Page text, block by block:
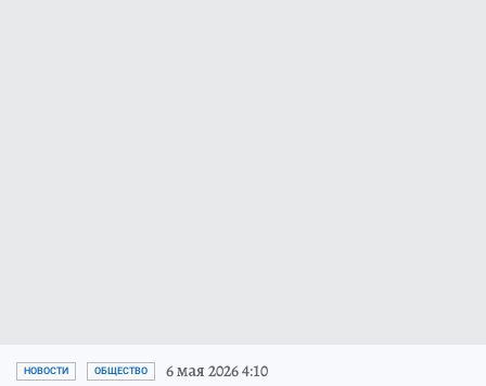
НОВОСТИ ОБЩЕСТВО 6 мая 2026 4:10